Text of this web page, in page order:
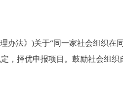
办法》)关于“同一家社会组织在
，择优申报项目。鼓励社会组织